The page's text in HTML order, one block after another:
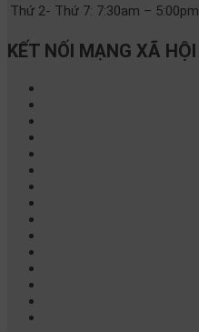
Thứ 2- Thứ 7: 7:30am – 5:00pm
KẾT NỐI MẠNG XÃ HỘI